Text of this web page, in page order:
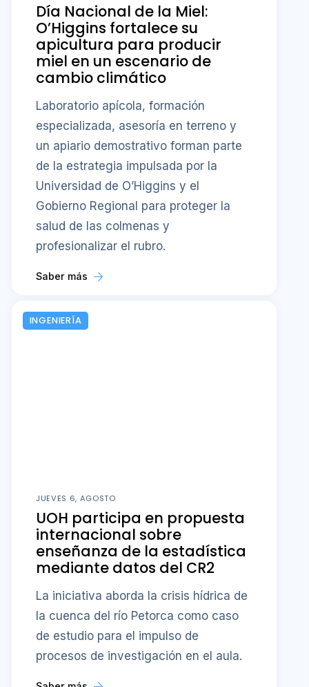
Día Nacional de la Miel:
O’Higgins fortalece su
apicultura para producir
miel en un escenario de
cambio climático
Laboratorio apícola, formación
especializada, asesoría en terreno y
un apiario demostrativo forman parte
de la estrategia impulsada por la
Universidad de O’Higgins y el
Gobierno Regional para proteger la
salud de las colmenas y
profesionalizar el rubro.
Saber más
INGENIERÍA
JUEVES 6, AGOSTO
UOH participa en propuesta
internacional sobre
enseñanza de la estadística
mediante datos del CR2
La iniciativa aborda la crisis hídrica de
la cuenca del río Petorca como caso
de estudio para el impulso de
procesos de investigación en el aula.